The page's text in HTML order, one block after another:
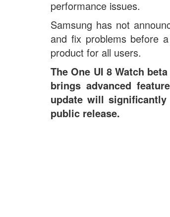
performance issues.
Samsung has not
and fix problems before
product for all users.
The One UI 8 Watch
brings advanced
update will
public release.